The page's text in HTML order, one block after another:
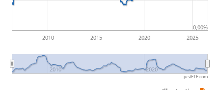
2010 2015 2020 2025
2010 2020
0,00%
justETF.com